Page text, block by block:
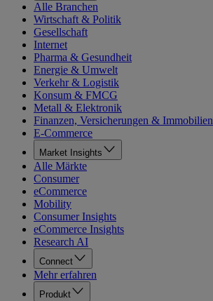
Alle Branchen
Wirtschaft & Politik
Gesellschaft
Internet
Pharma & Gesundheit
Energie & Umwelt
Verkehr & Logistik
Konsum & FMCG
Metall & Elektronik
Finanzen, Versicherungen & Immobilien
E-Commerce
Market Insights
Alle Märkte
Consumer
eCommerce
Mobility
Consumer Insights
eCommerce Insights
Research AI
Connect
Mehr erfahren
Produkt